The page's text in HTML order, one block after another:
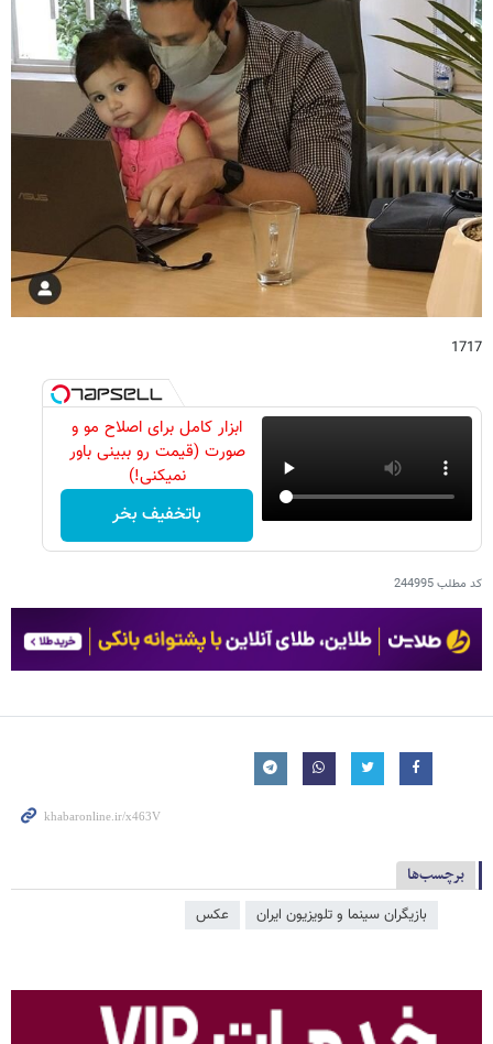
1717
ابزار کامل برای اصلاح مو و
صورت (قیمت رو ببینی باور
نمیکنی!)
باتخفیف بخر
کد مطلب244995
برچسب‌ها
بازیگران سینما و تلویزیون ایران عکس